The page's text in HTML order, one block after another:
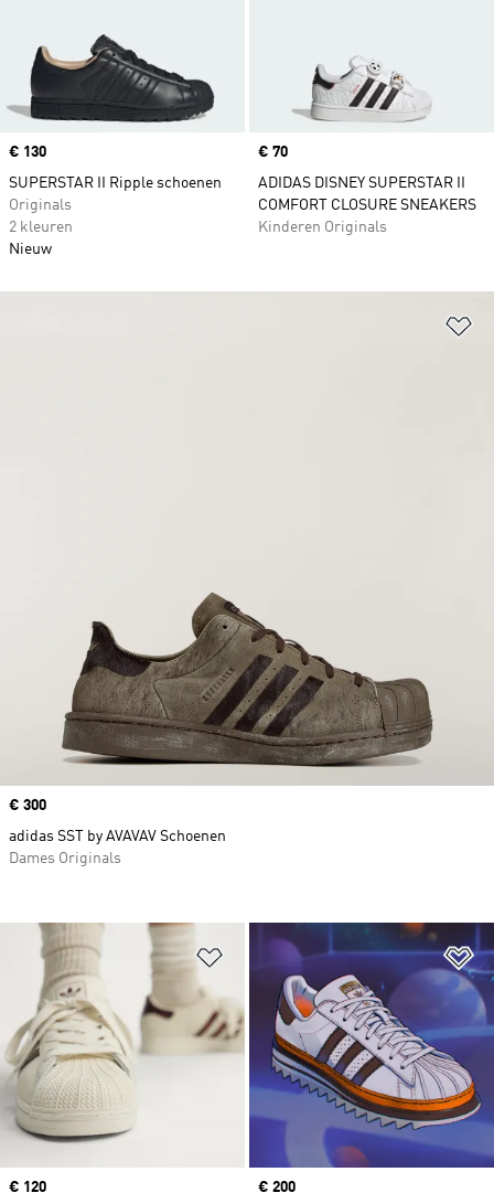
Price
€ 130
SUPERSTAR II Ripple schoenen
Originals
2 kleuren
Nieuw
Price
€ 70
ADIDAS DISNEY SUPERSTAR II
COMFORT CLOSURE SNEAKERS
Kinderen Originals
Op verlanglijst zetten
Price
€ 120
Price
€ 200
Price
€ 300
adidas SST by AVAVAV Schoenen
Dames Originals